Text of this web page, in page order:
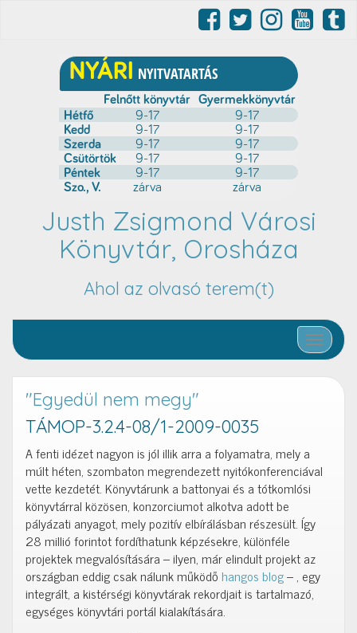
Justh Zsigmond Városi
Könyvtár, Orosháza
Ahol az olvasó terem(t)
Toggle
"Egyedül nem megy"
TÁMOP-3.2.4-08/1-2009-0035
A fenti idézet nagyon is jól illik arra a folyamatra, mely a
múlt héten, szombaton megrendezett nyitókonferenciával
vette kezdetét. Könyvtárunk a battonyai és a tótkomlósi
könyvtárral közösen, konzorciumot alkotva adott be
pályázati anyagot, mely pozitív elbírálásban részesült. Így
28 millió forintot fordíthatunk képzésekre, különféle
projektek megvalósítására – ilyen, már elindult projekt az
országban eddig csak nálunk működő hangos blog– , egy
integrált, a kistérségi könyvtárak rekordjait is tartalmazó,
egységes könyvtári portál kialakítására.